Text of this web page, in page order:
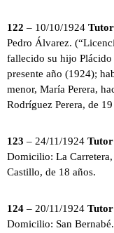
122 – 10/10/1924
Pedro Álvarez.
fallecido su hijo
presente año (1924);
menor, María Perera,
Rodríguez Perera, de
123 – 24/11/1924 Tutor
Domicilio: La Carretera,
Castillo, de 18 años.
124 – 20/11/1924 Tutor
Domicilio: San Bernabé.